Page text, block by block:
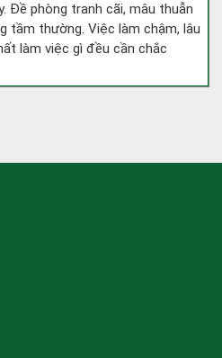
Đề phòng tranh cãi, mâu thuẫn
tầm thường. Việc làm chậm, lâu
làm việc gì đều cần chắc